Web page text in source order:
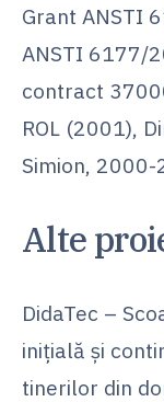
Grant ANSTI
ANSTI 6177/
contract
ROL (2001),
Simion, 2000-
Alte
DidaTec –
iniţială şi
tinerilor din